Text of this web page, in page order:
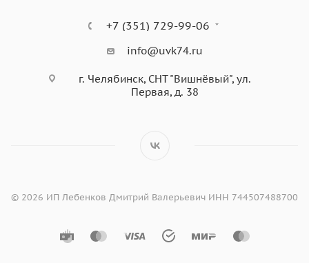
+7 (351) 729-99-06
info@uvk74.ru
г. Челябинск, СНТ "Вишнёвый", ул.
Первая, д. 38
© 2026 ИП Лебенков Дмитрий Валерьевич ИНН 744507488700